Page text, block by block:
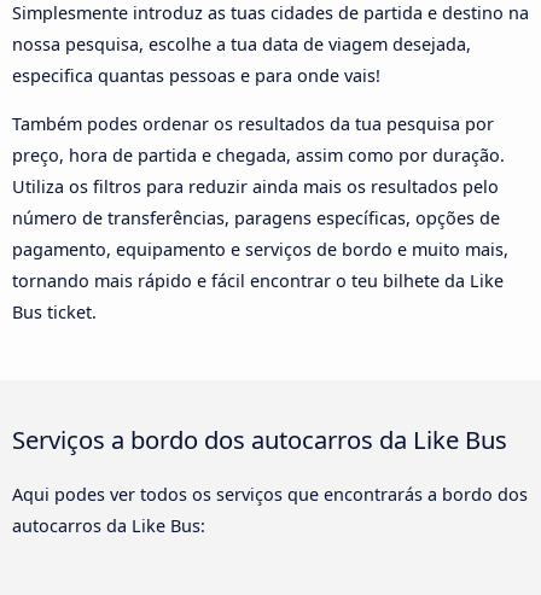
Simplesmente introduz as tuas cidades de partida e destino na
nossa pesquisa, escolhe a tua data de viagem desejada,
especifica quantas pessoas e para onde vais!
Também podes ordenar os resultados da tua pesquisa por
preço, hora de partida e chegada, assim como por duração.
Utiliza os filtros para reduzir ainda mais os resultados pelo
número de transferências, paragens específicas, opções de
pagamento, equipamento e serviços de bordo e muito mais,
tornando mais rápido e fácil encontrar o teu bilhete da Like
Bus ticket.
Serviços a bordo dos autocarros da Like Bus
Aqui podes ver todos os serviços que encontrarás a bordo dos
autocarros da Like Bus: